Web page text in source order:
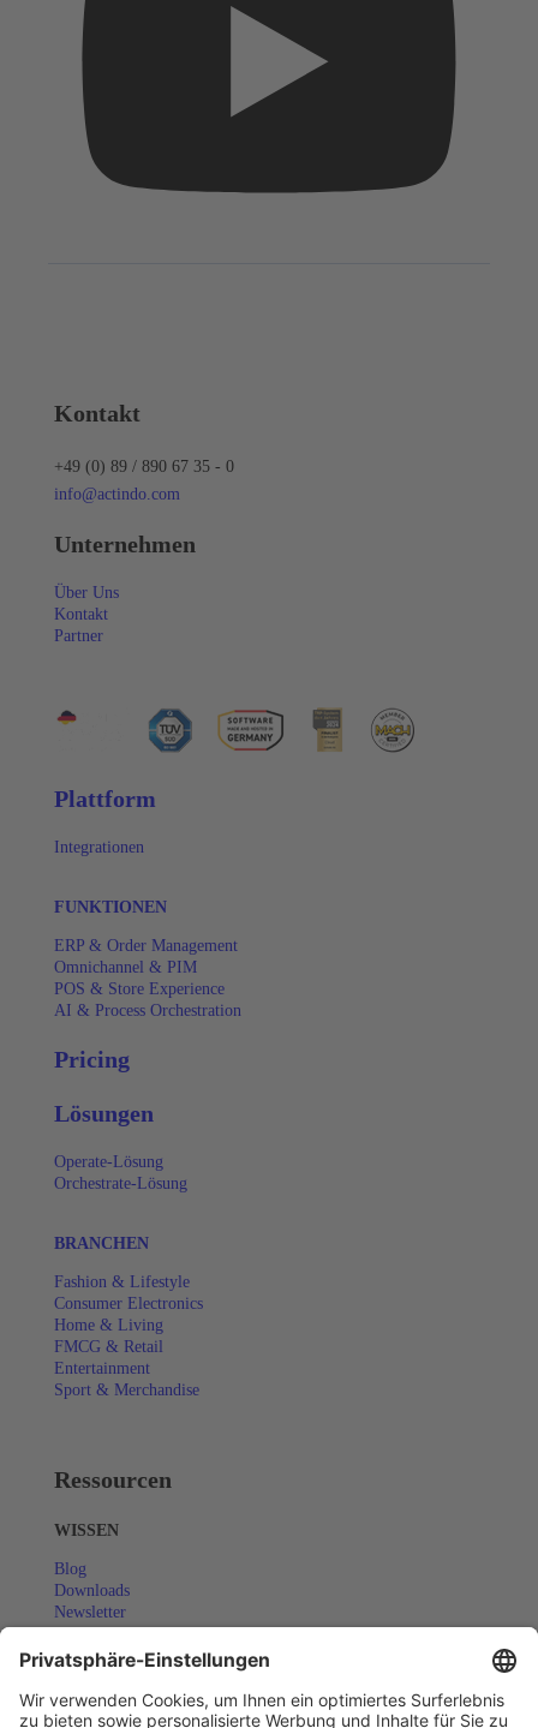
Kontakt
+49 (0) 89 / 890 67 35 - 0
info@actindo.com
Unternehmen
Über Uns
Kontakt
Partner
Plattform
Integrationen
FUNKTIONEN
ERP & Order Management
Omnichannel & PIM
POS & Store Experience
AI & Process Orchestration
Pricing
Lösungen
Operate-Lösung
Orchestrate-Lösung
BRANCHEN
Fashion & Lifestyle
Consumer Electronics
Home & Living
FMCG & Retail
Entertainment
Sport & Merchandise
Ressourcen
WISSEN
Blog
Downloads
Newsletter
COMMUNITY
Eventkalender